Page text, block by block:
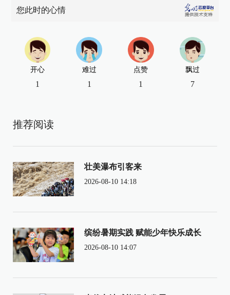
您此时的心情
开心
1
难过
1
点赞
1
飘过
7
推荐阅读
壮美瀑布引客来
2026-08-10 14:18
缤纷暑期实践 赋能少年快乐成长
2026-08-10 14:07